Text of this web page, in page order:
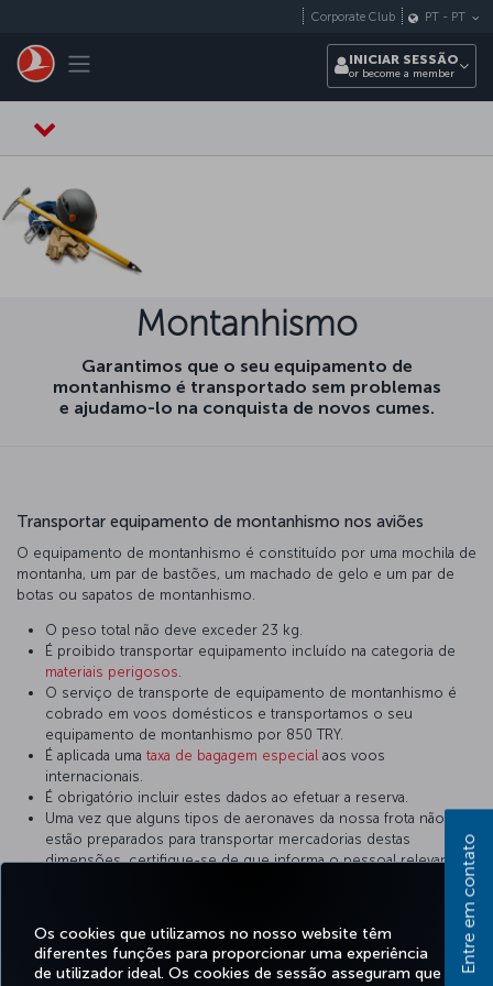
Os cookies que utilizamos no nosso website têm
diferentes funções para proporcionar uma experiência
de utilizador ideal. Os cookies de sessão asseguram que
Toggle navigation
Corporate Club PT - PT
INICIAR SESSÃO
or become a member
Montanhismo
Garantimos que o seu equipamento de
montanhismo é transportado sem problemas
e ajudamo-lo na conquista de novos cumes.
Transportar equipamento de montanhismo nos aviões
O equipamento de montanhismo é constituído por uma mochila de
montanha, um par de bastões, um machado de gelo e um par de
botas ou sapatos de montanhismo.
O peso total não deve exceder 23 kg.
É proibido transportar equipamento incluído na categoria de
materiais perigosos
O serviço de transporte de equipamento de montanhismo é
cobrado em voos domésticos e transportamos o seu
equipamento de montanhismo por 850 TRY.
É aplicada uma taxa de bagagem especial aos voos
internacionais.
É obrigatório incluir estes dados ao efetuar a reserva.
Uma vez que alguns tipos de aeronaves da nossa frota não
estão preparados para transportar mercadorias destas
dimensões, certifique-se de que informa o pessoal relevante
dimensões adequadas é transportado em aviões de transporte
Deverá ser acondicionado de forma a evitar danos.
Entre em contato